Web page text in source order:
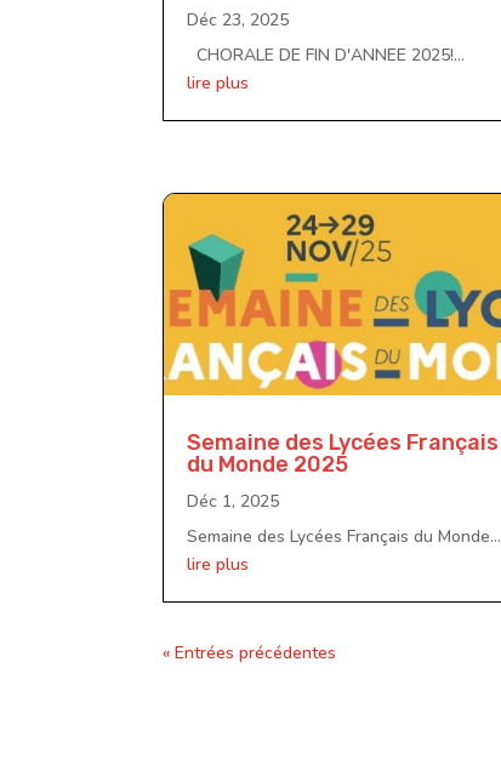
Déc 23, 2025
CHORALE DE FIN D'ANNEE 2025!...
lire plus
Semaine des Lycées Français
du Monde 2025
Déc 1, 2025
Semaine des Lycées Français du Monde...
lire plus
« Entrées précédentes